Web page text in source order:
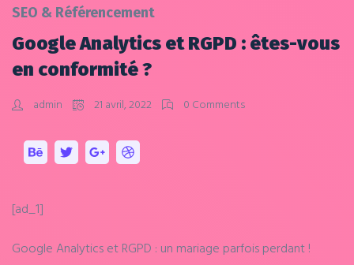
SEO & Référencement
Google Analytics et RGPD : êtes-vous
en conformité ?
admin 21 avril, 2022 0 Comments
[ad_1]
Google Analytics et RGPD : un mariage parfois perdant !